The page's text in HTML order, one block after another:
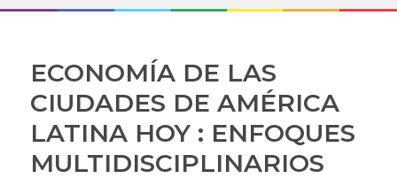
ECONOMÍA DE LAS
CIUDADES DE AMÉRICA
LATINA HOY : ENFOQUES
MULTIDISCIPLINARIOS